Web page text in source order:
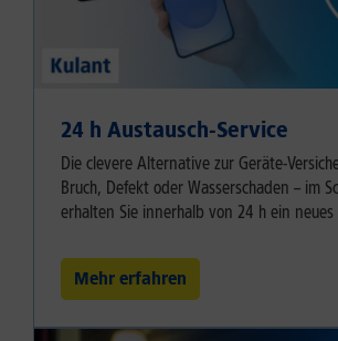
24 h Austausch-Service
Die clevere Alternative zur Geräte-
Bruch, Defekt oder Wasserschaden – im
erhalten Sie innerhalb von 24 h ein neues
Mehr erfahren